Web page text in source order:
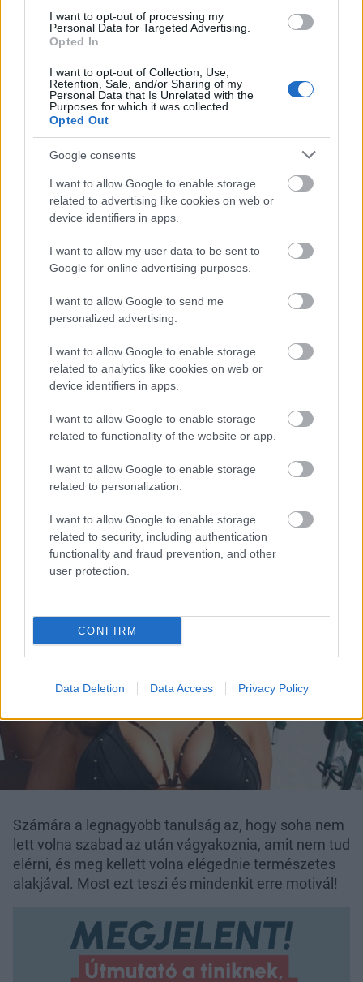
I want to opt-out of processing my
Personal Data for Targeted Advertising.
Opted In
I want to opt-out of Collection, Use,
Retention, Sale, and/or Sharing of my
Personal Data that Is Unrelated with the
Purposes for which it was collected.
Opted Out
Google consents
I want to allow Google to enable storage
related to advertising like cookies on web or
device identifiers in apps.
I want to allow my user data to be sent to
Google for online advertising purposes.
I want to allow Google to send me
personalized advertising.
I want to allow Google to enable storage
related to analytics like cookies on web or
device identifiers in apps.
I want to allow Google to enable storage
related to functionality of the website or app.
I want to allow Google to enable storage
related to personalization.
I want to allow Google to enable storage
related to security, including authentication
functionality and fraud prevention, and other
user protection.
CONFIRM
Data Deletion Data Access Privacy Policy
Ashley Graham újra fürdőruhában pózol, de ezúttal
SEMMIT nem retusáltak a fotókon
Ashley Graham újra fürdőruhában pózol, de ezúttal
SEMMIT nem retusáltak a fotókon
Számára a legnagyobb tanulság az, hogy soha nem
lett volna szabad az után vágyakoznia, amit nem tud
elérni, és meg kellett volna elégednie természetes
alakjával. Most ezt teszi és mindenkit erre motivál!